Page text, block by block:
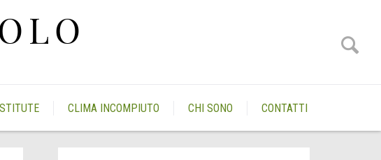
CLIMA INCOMPIUTO CHI SONO CONTATTI